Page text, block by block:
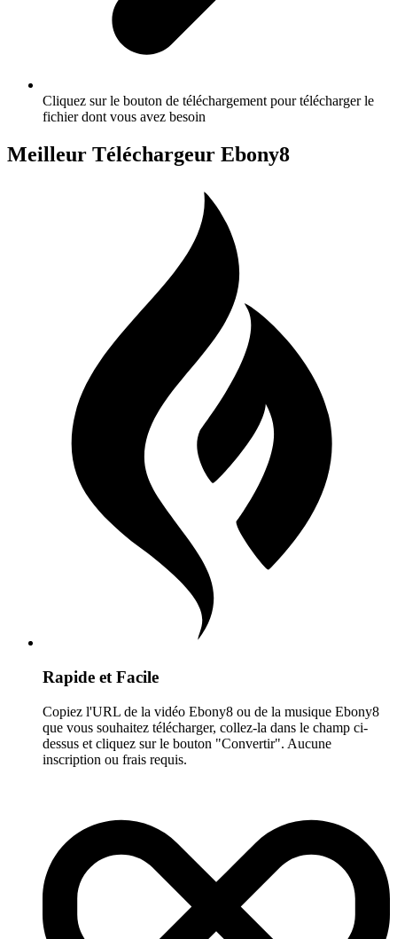
Cliquez sur le bouton de téléchargement pour télécharger le
fichier dont vous avez besoin
Meilleur Téléchargeur Ebony8
Rapide et Facile
Copiez l'URL de la vidéo Ebony8 ou de la musique Ebony8
que vous souhaitez télécharger, collez-la dans le champ ci-
dessus et cliquez sur le bouton "Convertir". Aucune
inscription ou frais requis.